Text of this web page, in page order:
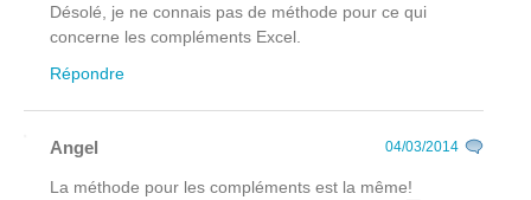
Désolé, je ne connais pas de méthode pour ce qui
concerne les compléments Excel.
Répondre
Angel 04/03/2014
La méthode pour les compléments est la même!